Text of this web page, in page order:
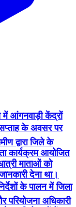
में आंगनवाड़ी केंद्रों
के अवसर पर
द्वारा जिले के
कार्यक्रम आयोजित
माताओं को
देना था।
के पालन में जिला
अधिकारी